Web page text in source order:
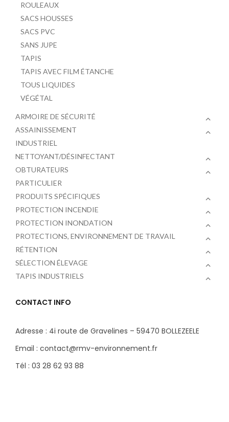
ROULEAUX
SACS HOUSSES
SACS PVC
SANS JUPE
TAPIS
TAPIS AVEC FILM ÉTANCHE
TOUS LIQUIDES
VÉGÉTAL
ARMOIRE DE SÉCURITÉ
ASSAINISSEMENT
INDUSTRIEL
NETTOYANT/DÉSINFECTANT
OBTURATEURS
PARTICULIER
PRODUITS SPÉCIFIQUES
PROTECTION INCENDIE
PROTECTION INONDATION
PROTECTIONS, ENVIRONNEMENT DE TRAVAIL
RÉTENTION
SÉLECTION ÉLEVAGE
TAPIS INDUSTRIELS
CONTACT INFO
Adresse : 4i route de Gravelines – 59470 BOLLEZEELE
Email : contact@rmv-environnement.fr
Tél : 03 28 62 93 88